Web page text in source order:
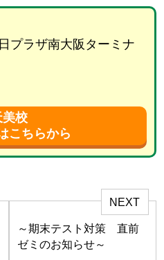
プラザ南大阪ターミナ
美校
こちらから
NEXT
～期末テスト対策 直前
ゼミのお知らせ～